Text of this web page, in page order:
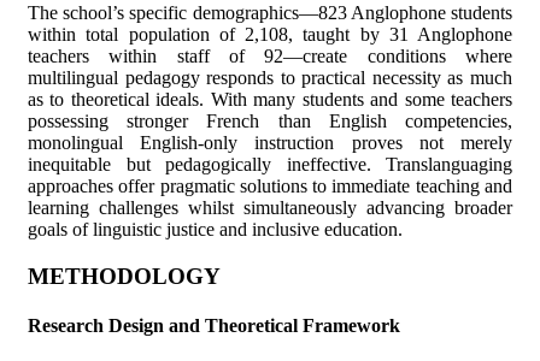
The school’s specific demographics—823 Anglophone students
within total population of 2,108, taught by 31 Anglophone
teachers within staff of 92—create conditions where
multilingual pedagogy responds to practical necessity as much
as to theoretical ideals. With many students and some teachers
possessing stronger French than English competencies,
monolingual English-only instruction proves not merely
inequitable but pedagogically ineffective. Translanguaging
approaches offer pragmatic solutions to immediate teaching and
learning challenges whilst simultaneously advancing broader
goals of linguistic justice and inclusive education.
METHODOLOGY
Research Design and Theoretical Framework